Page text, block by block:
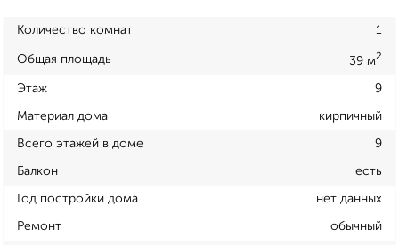
Количество комнат 1
Общая площадь 39 м2
Этаж 9
Материал дома кирпичный
Всего этажей в доме 9
Балкон есть
Год постройки дома нет данных
Ремонт обычный